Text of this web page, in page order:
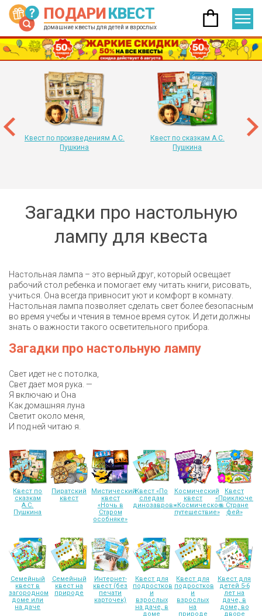
ПОДАРИКВЕСТ
домашние квесты для детей и взрослых
Квест по произведениям А.С.
Пушкина
Квест по сказкам А.С.
Пушкина
Загадки про настольную
лампу для квеста
Настольная лампа – это верный друг, который освещает
рабочий стол ребенка и помогает ему читать книги, рисовать,
учиться. Она всегда привносит уют и комфорт в комнату.
Настольная лампа позволяет сделать свет более безопасным
во время учебы и чтения в темное время суток. И дети должны
знать о важности такого осветительного прибора.
Загадки про настольную лампу
Свет идет не с потолка,
Свет дает моя рука. —
Я включаю и Она
Как домашняя луна
Светит около меня,
И под ней читаю я.
Квест по
сказкам
А.С.
Пушкина
Пиратский
квест
Мистический
квест
«Ночь в
Старом
особняке»
Квест «По
следам
динозавров»
Космический
квест
«Космическое
путешествие»
Квест
в Стране
фей»
Семейный
квест в
загородном
доме или
на даче
Семейный
квест на
природе
Интернет-
квест (без
печати
карточек)
Квест для
подростков
и
взрослых
на даче, в
доме
Квест для
подростков
и
взрослых
на
природе
Квест для
детей 5-6
лет на
даче, в
доме, во
дворе